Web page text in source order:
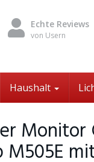
Echte Reviews
von Usern
Haushalt
M505E